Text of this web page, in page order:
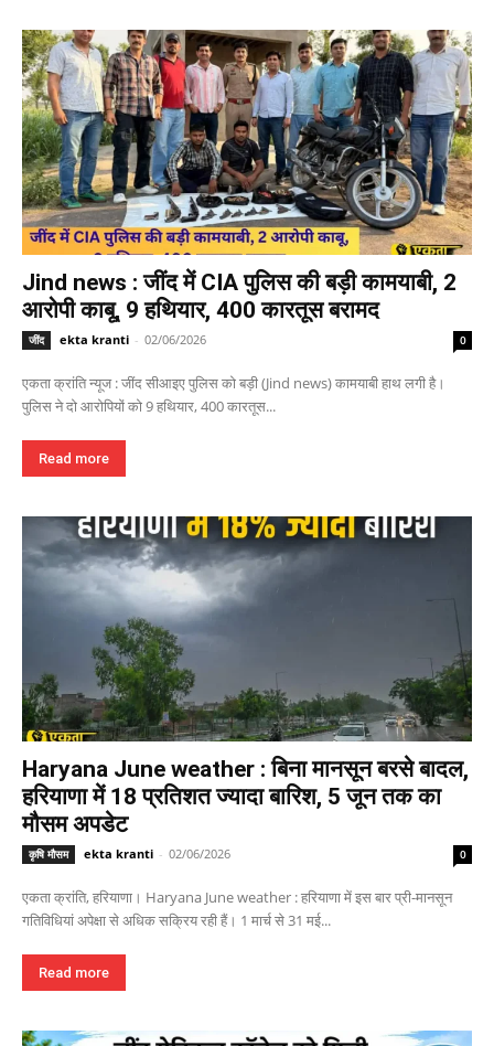
Jind news : जींद में CIA पुलिस की बड़ी कामयाबी, 2
आरोपी काबू, 9 हथियार, 400 कारतूस बरामद
जींद ekta kranti - 02/06/2026 0
एकता क्रांति न्यूज : जींद सीआइए पुलिस को बड़ी (Jind news) कामयाबी हाथ लगी है।
पुलिस ने दो आरोपियों को 9 हथियार, 400 कारतूस...
Read more
Haryana June weather : बिना मानसून बरसे बादल,
हरियाणा में 18 प्रतिशत ज्यादा बारिश, 5 जून तक का
मौसम अपडेट
कृषि मौसम ekta kranti - 02/06/2026 0
एकता क्रांति, हरियाणा। Haryana June weather : हरियाणा में इस बार प्री-मानसून
गतिविधियां अपेक्षा से अधिक सक्रिय रही हैं। 1 मार्च से 31 मई...
Read more